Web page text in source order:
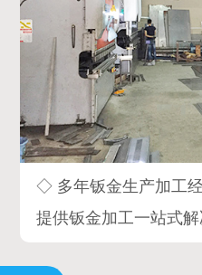
◇ 多年钣金生产加工
提供钣金加工一站式